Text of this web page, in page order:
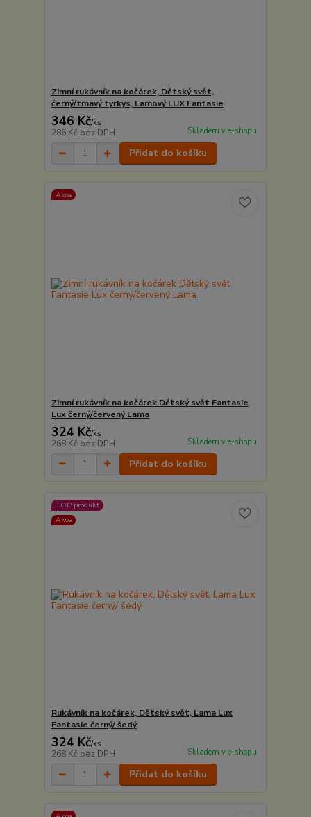
Zimní rukávník na kočárek, Dětský svět,
černý/tmavý tyrkys, Lamový LUX Fantasie
346 Kč/ks
286 Kč bez DPH Skladem v e-shopu
Přidat do košíku
Akce
Zimní rukávník na kočárek Dětský svět Fantasie
Lux černý/červený Lama
324 Kč/ks
268 Kč bez DPH Skladem v e-shopu
Přidat do košíku
TOP produkt
Akce
Rukávník na kočárek, Dětský svět, Lama Lux
Fantasie černý/ šedý
324 Kč/ks
268 Kč bez DPH Skladem v e-shopu
Přidat do košíku